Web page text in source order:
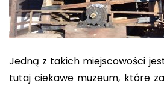
Jedną z takich miejscowości
tutaj ciekawe muzeum, które